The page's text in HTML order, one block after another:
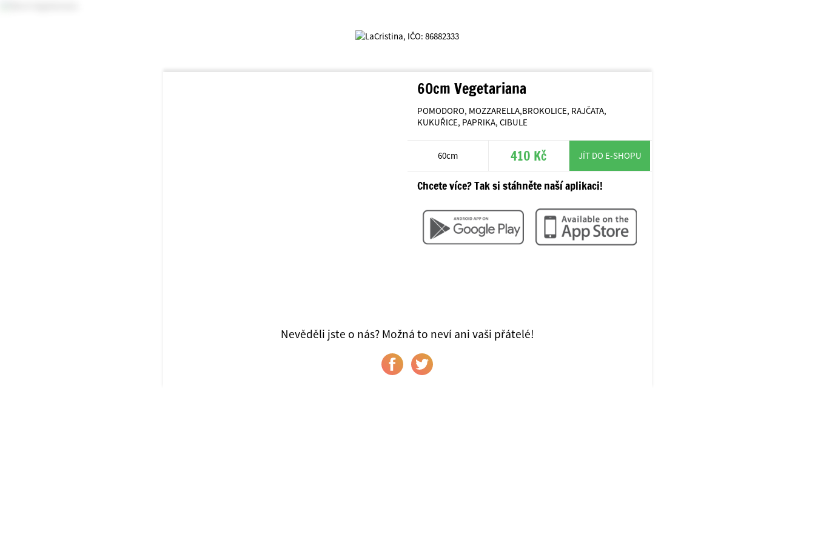
60cm Vegetariana
POMODORO, MOZZARELLA,BROKOLICE, RAJČATA,
KUKUŘICE, PAPRIKA, CIBULE
60cm 410 Kč JÍT DO E-SHOPU
Chcete více? Tak si stáhněte naší aplikaci!
Nevěděli jste o nás? Možná to neví ani vaši přátelé!